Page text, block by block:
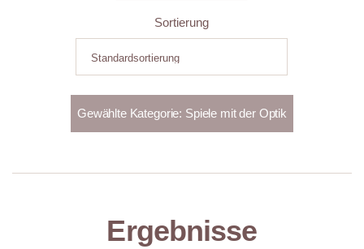
Sortierung
Ergebnisse